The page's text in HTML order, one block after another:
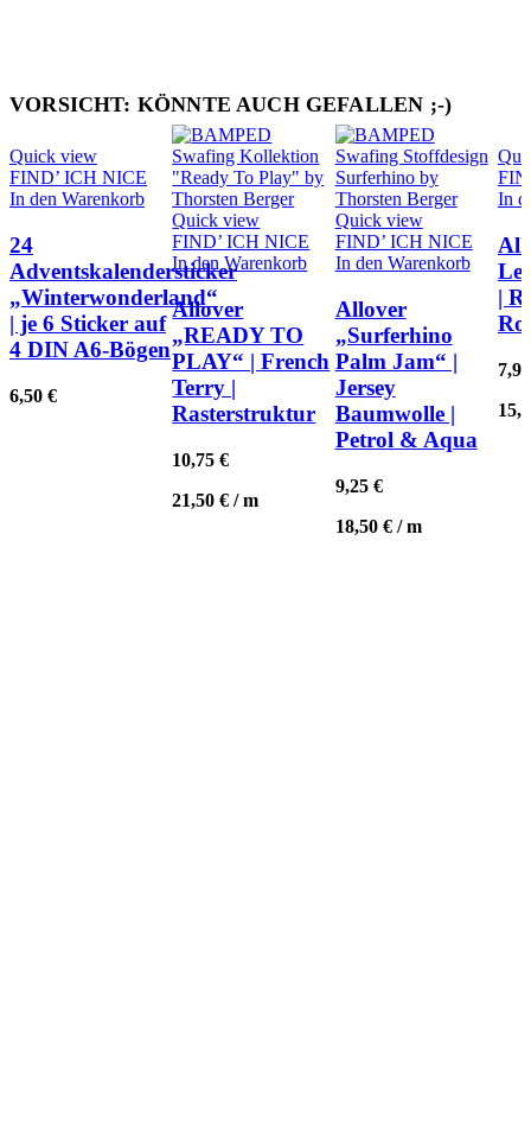
VORSICHT: KÖNNTE AUCH GEFALLEN ;-)
Quick view
FIND’ ICH NICE
In den Warenkorb
24
Adventskalendersticker
„Winterwonderland“
| je 6 Sticker auf
4 DIN A6-Bögen
6,50 €
Quick view
FIND’ ICH NICE
In den Warenkorb
Allover
„READY TO
PLAY“ | French
Terry |
Rasterstruktur
10,75€
21,50€ /m
Quick view
FIND’ ICH NICE
In den Warenkorb
Allover
„Surferhino
Palm Jam“ |
Jersey
Baumwolle |
Petrol & Aqua
9,25 €
18,50 €/m
In
|